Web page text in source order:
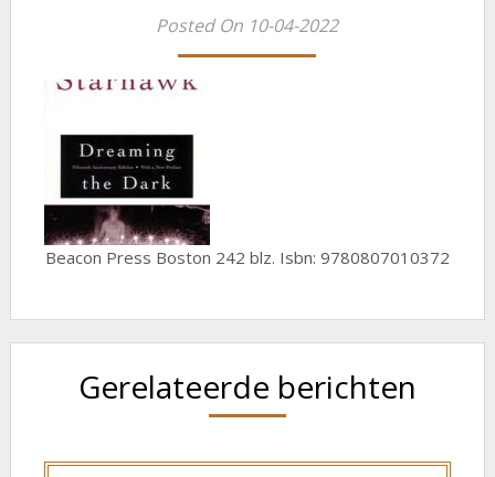
Posted On 10-04-2022
Beacon Press Boston 242 blz. Isbn: 9780807010372
Gerelateerde berichten